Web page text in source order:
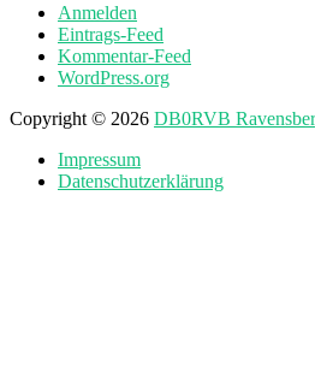
Anmelden
Eintrags-Feed
Kommentar-Feed
WordPress.org
Copyright © 2026 DB0RVB
Impressum
Datenschutzerklärung